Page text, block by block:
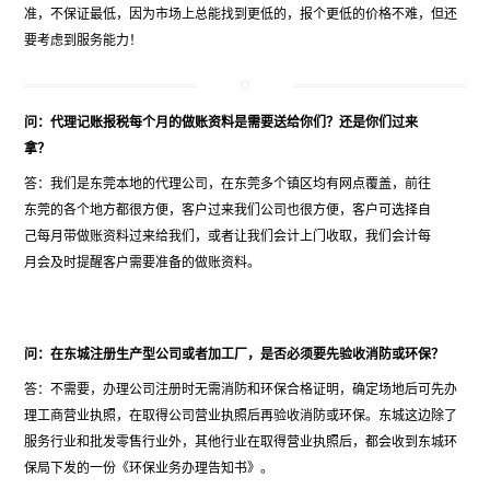
准，不保证最低，因为市场上总能找到更低的，报个更低的价格不难，但还
要考虑到服务能力！
问：代理记账报税每个月的做账资料是需要送给你们？还是你们过来
拿？
答：我们是东莞本地的代理公司，在东莞多个镇区均有网点覆盖，前往
东莞的各个地方都很方便，客户过来我们公司也很方便，客户可选择自
己每月带做账资料过来给我们，或者让我们会计上门收取，我们会计每
月会及时提醒客户需要准备的做账资料。
问：在东城注册生产型公司或者加工厂，是否必须要先验收消防或环保？
答：不需要，办理公司注册时无需消防和环保合格证明，确定场地后可先办
理工商营业执照，在取得公司营业执照后再验收消防或环保。东城这边除了
服务行业和批发零售行业外，其他行业在取得营业执照后，都会收到东城环
保局下发的一份《环保业务办理告知书》。